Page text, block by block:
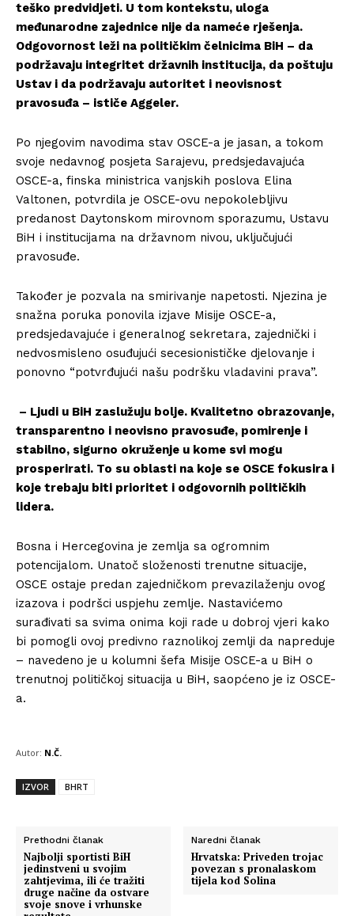
teško predvidjeti. U tom kontekstu, uloga
međunarodne zajednice nije da nameće rješenja.
Odgovornost leži na političkim čelnicima BiH – da
podržavaju integritet državnih institucija, da poštuju
Ustav i da podržavaju autoritet i neovisnost
pravosuđa – ističe Aggeler.
Po njegovim navodima stav OSCE-a je jasan, a tokom
svoje nedavnog posjeta Sarajevu, predsjedavajuća
OSCE-a, finska ministrica vanjskih poslova Elina
Valtonen, potvrdila je OSCE-ovu nepokolebljivu
predanost Daytonskom mirovnom sporazumu, Ustavu
BiH i institucijama na državnom nivou, uključujući
pravosuđe.
Također je pozvala na smirivanje napetosti. Njezina je
snažna poruka ponovila izjave Misije OSCE-a,
predsjedavajuće i generalnog sekretara, zajednički i
nedvosmisleno osuđujući secesionističke djelovanje i
ponovno “potvrđujući našu podršku vladavini prava”.
– Ljudi u BiH zaslužuju bolje. Kvalitetno obrazovanje,
transparentno i neovisno pravosuđe, pomirenje i
stabilno, sigurno okruženje u kome svi mogu
prosperirati. To su oblasti na koje se OSCE fokusira i
koje trebaju biti prioritet i odgovornih političkih
lidera.
Bosna i Hercegovina je zemlja sa ogromnim
potencijalom. Unatoč složenosti trenutne situacije,
OSCE ostaje predan zajedničkom prevazilaženju ovog
izazova i podršci uspjehu zemlje. Nastavićemo
surađivati ​​sa svima onima koji rade u dobroj vjeri kako
bi pomogli ovoj predivno raznolikoj zemlji da napreduje
– navedeno je u kolumni šefa Misije OSCE-a u BiH o
trenutnoj političkoj situacija u BiH, saopćeno je iz OSCE-
a.
Autor: N.Č.
IZVOR BHRT
Prethodni članak
Najbolji sportisti BiH
jedinstveni u svojim
zahtjevima, ili će tražiti
druge načine da ostvare
svoje snove i vrhunske
Naredni članak
Hrvatska: Priveden trojac
povezan s pronalaskom
tijela kod Solina